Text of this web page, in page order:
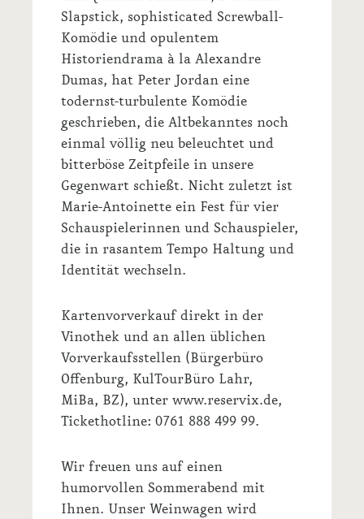
Slapstick, sophisticated Screwball-
Komödie und opulentem
Historiendrama à la Alexandre
Dumas, hat Peter Jordan eine
todernst-turbulente Komödie
geschrieben, die Altbekanntes noch
einmal völlig neu beleuchtet und
bitterböse Zeitpfeile in unsere
Gegenwart schießt. Nicht zuletzt ist
Marie-Antoinette ein Fest für vier
Schauspielerinnen und Schauspieler,
die in rasantem Tempo Haltung und
Identität wechseln.
Kartenvorverkauf direkt in der
Vinothek und an allen üblichen
Vorverkaufsstellen (Bürgerbüro
Offenburg, KulTourBüro Lahr,
MiBa, BZ), unter www.reservix.de,
Tickethotline: 0761 888 499 99.
Wir freuen uns auf einen
humorvollen Sommerabend mit
Ihnen. Unser Weinwagen wird